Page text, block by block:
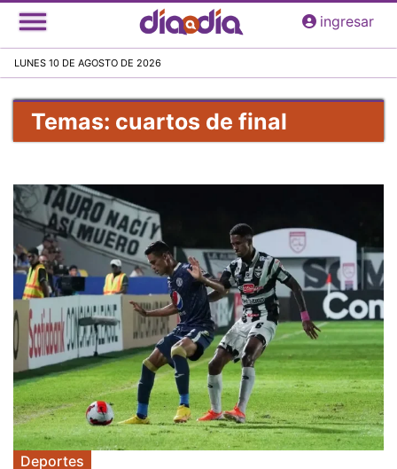
Pasar
al
principal
ingresar
LUNES 10 DE AGOSTO DE 2026
Temas: cuartos de final
Deportes